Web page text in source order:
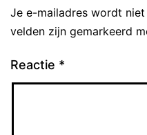
Je e-mailadres wordt
velden zijn gemarkeerd
Reactie *